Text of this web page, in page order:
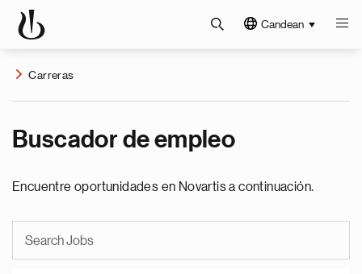
Candean
Carreras
Buscador de empleo
Encuentre oportunidades en Novartis a continuación.